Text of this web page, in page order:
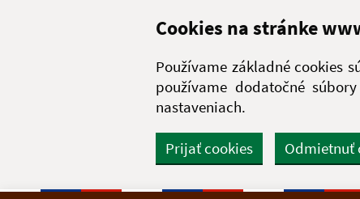
Cookies na stránke
Používame základné cookies
používame dodatočné
nastaveniach.
Prijať cookies Odmietnuť